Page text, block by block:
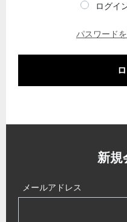
ログイ
パスワード
新規
メールアドレス